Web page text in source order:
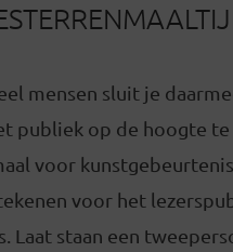
mensen sluit je
publiek op de hoogte
voor
voor het
Laat staan een